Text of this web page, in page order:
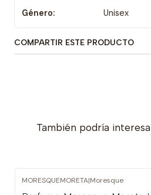
Género: Unisex
COMPARTIR ESTE PRODUCTO
También podría
MORESQUEMORETA|Moresque